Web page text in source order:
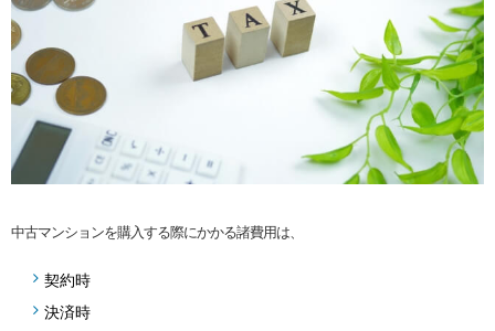
中古マンションを購入する際にかかる諸費用は、
契約時
決済時